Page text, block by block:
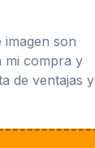
son
mi compra y
de ventajas y